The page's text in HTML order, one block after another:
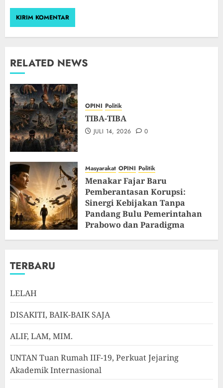
RELATED NEWS
OPINI Politik
TIBA-TIBA
JULI 14, 2026 0
Masyarakat OPINI Politik
Menakar Fajar Baru
Pemberantasan Korupsi:
Sinergi Kebijakan Tanpa
Pandang Bulu Pemerintahan
Prabowo dan Paradigma
TERBARU
LELAH
DISAKITI, BAIK-BAIK SAJA
ALIF, LAM, MIM.
UNTAN Tuan Rumah IIF-19, Perkuat Jejaring
Akademik Internasional